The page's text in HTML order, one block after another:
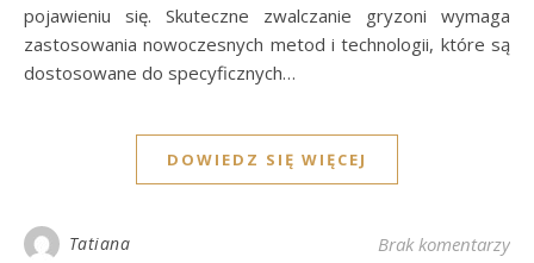
pojawieniu się. Skuteczne zwalczanie gryzoni wymaga
zastosowania nowoczesnych metod i technologii, które są
dostosowane do specyficznych…
DOWIEDZ SIĘ WIĘCEJ
Tatiana Brak komentarzy